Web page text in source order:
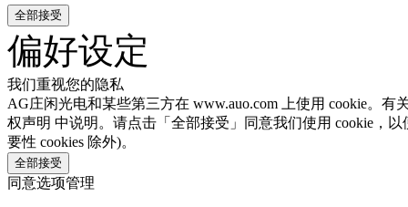
全部接受
偏好设定
我们重视您的隐私
AG庄闲光电和某些第三方在 www.auo.com 上使用 cookie。
权声明 中说明。请点击「全部接受」同意我们使用 cookie，
要性 cookies 除外)。
全部接受
同意选项管理